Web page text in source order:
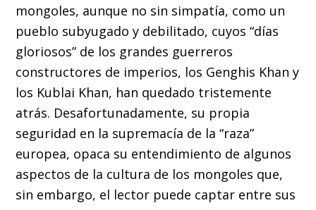
mongoles, aunque no sin simpatía, como un
pueblo subyugado y debilitado, cuyos “días
gloriosos” de los grandes guerreros
constructores de imperios, los Genghis Khan y
los Kublai Khan, han quedado tristemente
atrás. Desafortunadamente, su propia
seguridad en la supremacía de la “raza”
europea, opaca su entendimiento de algunos
aspectos de la cultura de los mongoles que,
sin embargo, el lector puede captar entre sus